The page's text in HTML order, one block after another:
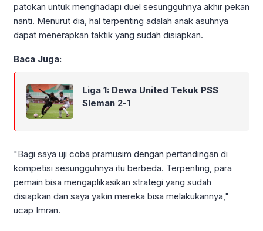
patokan untuk menghadapi duel sesungguhnya akhir pekan
nanti. Menurut dia, hal terpenting adalah anak asuhnya
dapat menerapkan taktik yang sudah disiapkan.
Baca Juga:
Liga 1: Dewa United Tekuk PSS
Sleman 2-1
"Bagi saya uji coba pramusim dengan pertandingan di
kompetisi sesungguhnya itu berbeda. Terpenting, para
pemain bisa mengaplikasikan strategi yang sudah
disiapkan dan saya yakin mereka bisa melakukannya,"
ucap Imran.